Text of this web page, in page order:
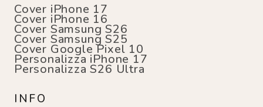
Cover iPhone 17
Cover iPhone 16
Cover Samsung S26
Cover Samsung S25
Cover Google Pixel 10
Personalizza iPhone 17
Personalizza S26 Ultra
INFO